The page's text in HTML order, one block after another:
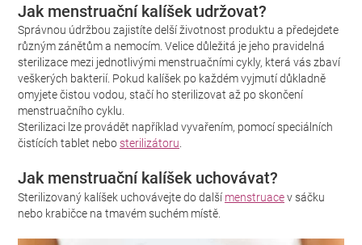
Jak menstruační kalíšek udržovat?
Správnou údržbou zajistíte delší životnost produktu a předejdete
různým zánětům a nemocím. Velice důležitá je jeho pravidelná
sterilizace mezi jednotlivými menstruačními cykly, která vás zbaví
veškerých bakterií. Pokud kalíšek po každém vyjmutí důkladně
omyjete čistou vodou, stačí ho sterilizovat až po skončení
menstruačního cyklu.
Sterilizaci lze provádět například vyvařením, pomocí speciálních
čistících tablet nebosterilizátoru.
Jak menstruační kalíšek uchovávat?
Sterilizovaný kalíšek uchovávejte do další menstruacev sáčku
nebo krabičce na tmavém suchém místě.